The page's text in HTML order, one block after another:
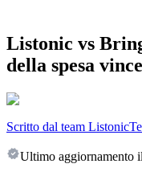
Listonic vs
della spesa
Scritto dal team Listonic
Ultimo aggiornamento il